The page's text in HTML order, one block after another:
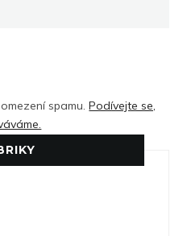
spamu.Podívejte se,